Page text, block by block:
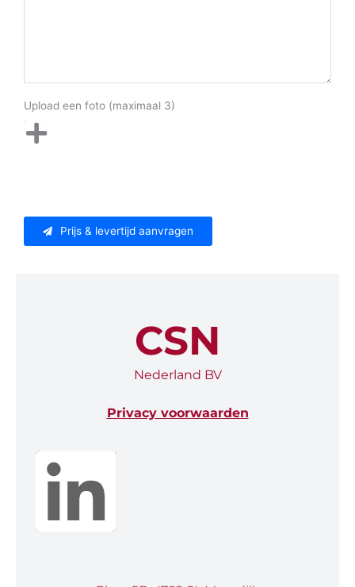
Upload een foto (maximaal 3)
Prijs & levertijd aanvragen
CSN
Nederland BV
Privacy voorwaarden